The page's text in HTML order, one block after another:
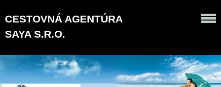
CESTOVNÁ AGENTÚRA
SAYA S.R.O.